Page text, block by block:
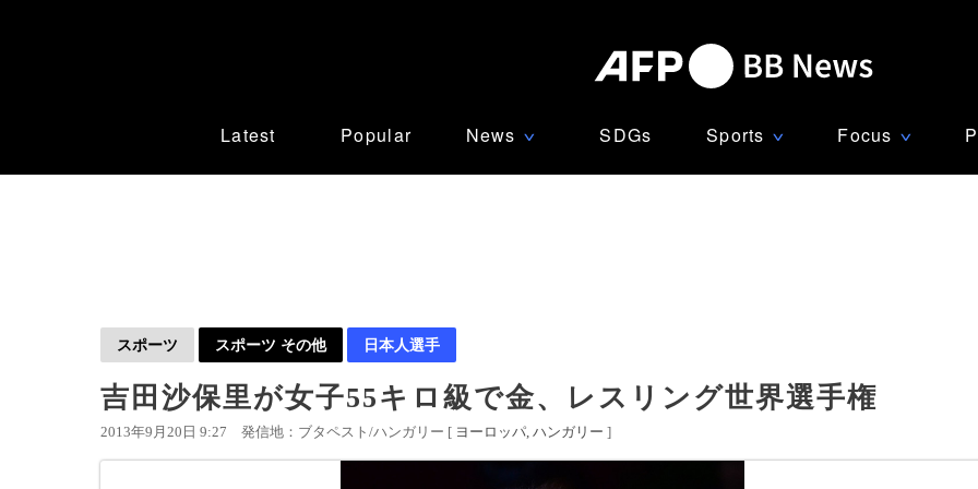
Latest Popular News ∨ SDGs Sports ∨ Focus ∨
スポーツ スポーツ その他 日本人選手
吉田沙保里が女子55キロ級で金、レスリング世界選手権
2013年9月20日 9:27 発信地：ブタペスト/ハンガリー [ ヨーロッパ ハンガリー ]